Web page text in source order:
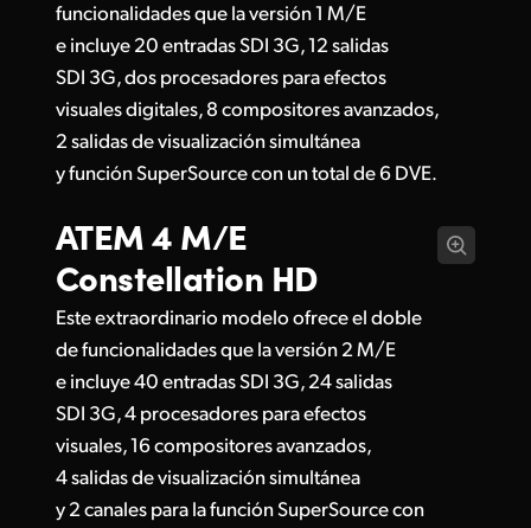
funcionalidades que la versión 1 M/E
e incluye 20 entradas SDI 3G, 12 salidas
SDI 3G, dos procesadores para efectos
visuales digitales, 8 compositores avanzados,
2 salidas de visualización simultánea
y función SuperSource con un total de 6 DVE.
ATEM 4 M/E
Constellation HD
Este extraordinario modelo ofrece el doble
de funcionalidades que la versión 2 M/E
e incluye 40 entradas SDI 3G, 24 salidas
SDI 3G, 4 procesadores para efectos
visuales, 16 compositores avanzados,
4 salidas de visualización simultánea
y 2 canales para la función SuperSource con